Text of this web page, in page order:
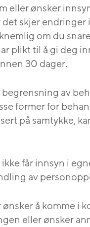
eller ønsker
skjer endringer
om du
plikt til å gi deg
30 dager.
av
former for
på samtykke,
får innsyn i
av
å komme i
eller ønsker